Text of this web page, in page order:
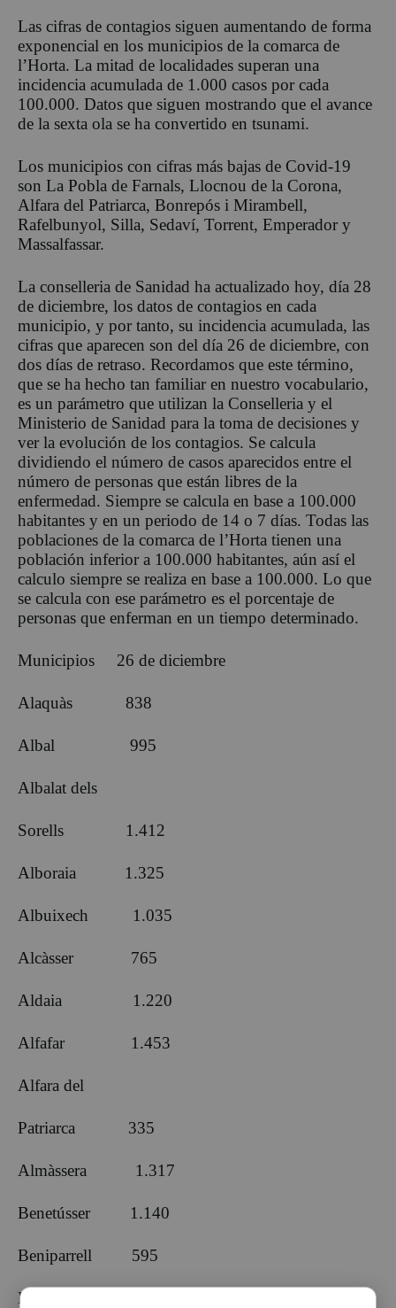
Las cifras de contagios siguen aumentando de forma
exponencial en los municipios de la comarca de
l’Horta. La mitad de localidades superan una
incidencia acumulada de 1.000 casos por cada
100.000. Datos que siguen mostrando que el avance
de la sexta ola se ha convertido en tsunami.
Los municipios con cifras más bajas de Covid-19
son La Pobla de Farnals, Llocnou de la Corona,
Alfara del Patriarca, Bonrepós i Mirambell,
Rafelbunyol, Silla, Sedaví, Torrent, Emperador y
Massalfassar.
La conselleria de Sanidad ha actualizado hoy, día 28
de diciembre, los datos de contagios en cada
municipio, y por tanto, su incidencia acumulada, las
cifras que aparecen son del día 26 de diciembre, con
dos días de retraso. Recordamos que este término,
que se ha hecho tan familiar en nuestro vocabulario,
es un parámetro que utilizan la Conselleria y el
Ministerio de Sanidad para la toma de decisiones y
ver la evolución de los contagios. Se calcula
dividiendo el número de casos aparecidos entre el
número de personas que están libres de la
enfermedad. Siempre se calcula en base a 100.000
habitantes y en un periodo de 14 o 7 días. Todas las
poblaciones de la comarca de l’Horta tienen una
población inferior a 100.000 habitantes, aún así el
calculo siempre se realiza en base a 100.000. Lo que
se calcula con ese parámetro es el porcentaje de
personas que enferman en un tiempo determinado.
Municipios 26 de diciembre
Alaquàs 838
Albal 995
Albalat dels
Sorells 1.412
Alboraia 1.325
Albuixech 1.035
Alcàsser 765
Aldaia 1.220
Alfafar 1.453
Alfara del
Patriarca 335
Almàssera 1.317
Benetússer 1.140
Beniparrell 595
Bonrepòs